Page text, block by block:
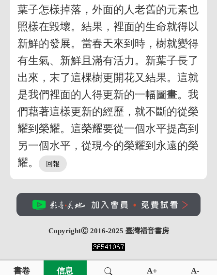
葉子怎樣掉落，外面的人老舊的元素也
照樣在毀壞。結果，裡面的生命就得以
新鮮的發展。當春天來到時，樹就變得
有生氣、新鮮且滿有活力。新葉子長了
出來，末了這棵樹更開花又結果。這就
是我們裡面的人得更新的一幅圖畫。我
們藉著這樣更新的經歷，就不斷的從榮
耀到榮耀。這榮耀要從一個水平提高到
另一個水平，從現今的榮耀到永遠的榮
耀。
CopyrightⒸ 2016-2025 臺灣福音書房
書卷 信息 A+ A-